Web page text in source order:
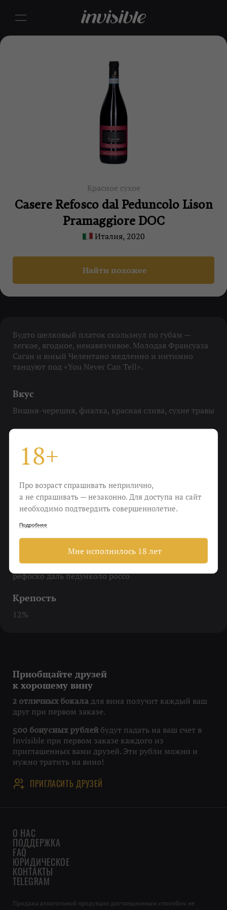
Красное сухое
Casere Refosco dal Peduncolo Lison
Pramaggiore DOC
Италия, 2020
Найти похожее
Будто шелковый платок скользнул по губам —
легкое, ягодное, ненавязчивое. Молодая Франсуаза
Саган и юный Челентано медленно и интимно
танцуют под «You Never Can Tell».
Вкус
Вишня-черешня, фиалка, красная слива, сухие травы
Охладить
До 16-18 градусов
Жаркое из телятины, свиные отбивные, куриный
кебаб
Пить
Из интереса к сорту и к себе
Виноград
рефоско даль педунколо россо
Крепость
12%
Приобщайте друзей
к хорошему вину
2 отличных бокала для вина получит каждый ваш
друг при первом заказе.
500 бонусных рублей будут падать на ваш счет в
Invisible при первом заказе каждого из
приглашенных вами друзей. Эти рубли можно и
нужно тратить на вино!
ПРИГЛАСИТЬ ДРУЗЕЙ
О НАС
ПОДДЕРЖКА
FAQ
ЮРИДИЧЕСКОЕ
КОНТАКТЫ
TELEGRAM
Продажа алкогольной продукции дистанционным способом не
18+
Про возраст спрашивать неприлично,
а не спрашивать — незаконно. Для доступа на сайт
необходимо подтвердить совершеннолетие.
Подробнее
Мне исполнилось 18 лет